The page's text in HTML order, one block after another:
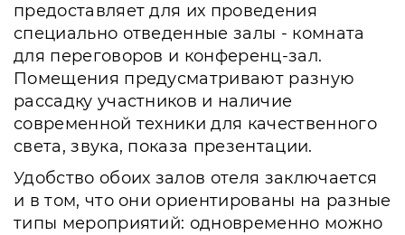
предоставляет для их проведения
специально отведенные залы - комната
для переговоров и конференц-зал.
Помещения предусматривают разную
рассадку участников и наличие
современной техники для качественного
света, звука, показа презентации.
Удобство обоих залов отеля заключается
и в том, что они ориентированы на разные
типы мероприятий: одновременно можно